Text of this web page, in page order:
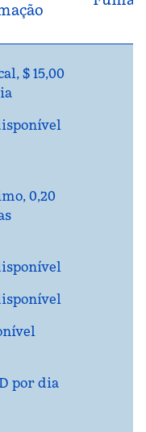
, $ 15,00
0,20
por dia